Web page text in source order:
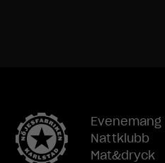
Evenemang
Nattklubb
Mat&dryck